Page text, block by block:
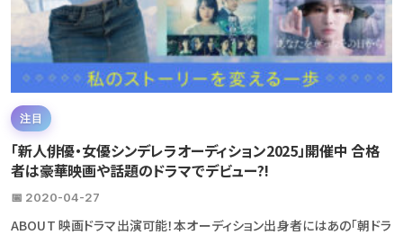
注目
「新人俳優・女優シンデレラオーディション2025」開催中 合格
者は豪華映画や話題のドラマでデビュー?!
📅 2020-04-27
ABOUT 映画ドラマ出演可能！本オーディション出身者にはあの「朝ドラ